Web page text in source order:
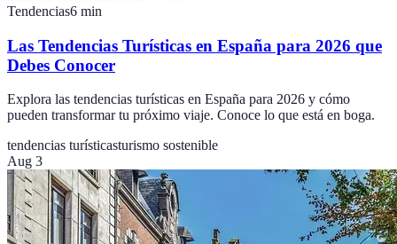
Tendencias6 min
Las Tendencias Turísticas en España para 2026 que
Debes Conocer
Explora las tendencias turísticas en España para 2026 y cómo
pueden transformar tu próximo viaje. Conoce lo que está en boga.
tendencias turísticasturismo sostenible
Aug 3